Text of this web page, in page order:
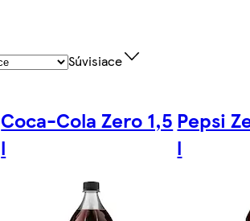
Súvisiace
Coca-Cola Zero 1,5
l
Pepsi
l